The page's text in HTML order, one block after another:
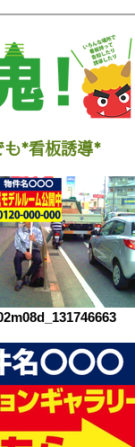
も*看板誘導*